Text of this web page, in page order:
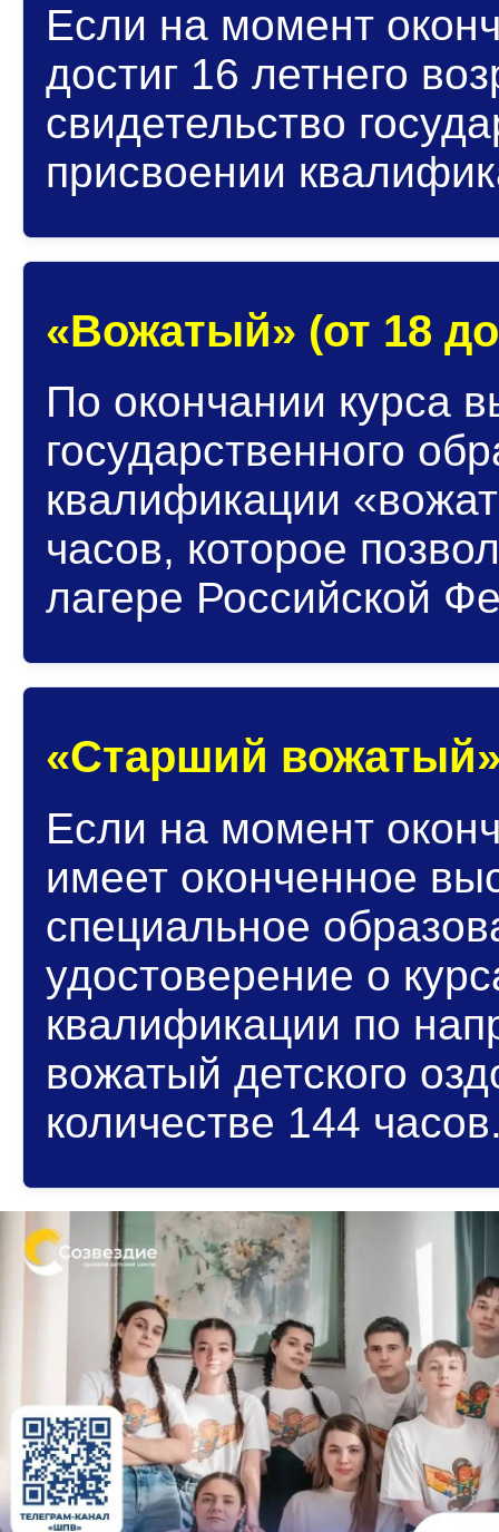
Если на момент
достиг 16 летнего
свидетельство
присвоении
«Вожатый» (от 18
По окончании курса
государственного
квалификации
часов, которое
лагере Российской
«Старший вожатый»
Если на момент
имеет оконченное
специальное
удостоверение о
квалификации по
вожатый детского
количестве 144